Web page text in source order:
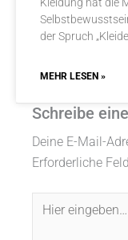
Kleidung hat die
der Spruch
MEHR LESEN »
Schreibe
Deine E-Mail-
Erforderliche
Hier